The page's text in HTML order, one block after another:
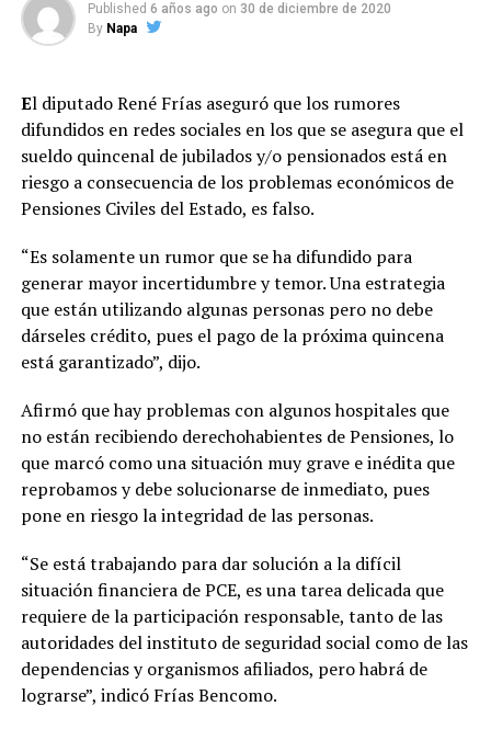
Published 6 años ago on 30 de diciembre de 2020
By Napa
El diputado René Frías aseguró que los rumores
difundidos en redes sociales en los que se asegura que el
sueldo quincenal de jubilados y/o pensionados está en
riesgo a consecuencia de los problemas económicos de
Pensiones Civiles del Estado, es falso.
“Es solamente un rumor que se ha difundido para
generar mayor incertidumbre y temor. Una estrategia
que están utilizando algunas personas pero no debe
dárseles crédito, pues el pago de la próxima quincena
está garantizado”, dijo.
Afirmó que hay problemas con algunos hospitales que
no están recibiendo derechohabientes de Pensiones, lo
que marcó como una situación muy grave e inédita que
reprobamos y debe solucionarse de inmediato, pues
pone en riesgo la integridad de las personas.
“Se está trabajando para dar solución a la difícil
situación financiera de PCE, es una tarea delicada que
requiere de la participación responsable, tanto de las
autoridades del instituto de seguridad social como de las
dependencias y organismos afiliados, pero habrá de
lograrse”, indicó Frías Bencomo.